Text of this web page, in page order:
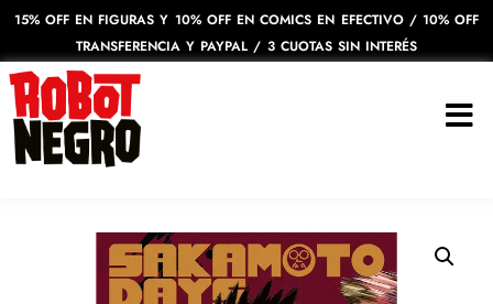
15% OFF EN FIGURAS Y 10% OFF EN COMICS EN EFECTIVO / 10% OFF
TRANSFERENCIA Y PAYPAL / 3 CUOTAS SIN INTERÉS